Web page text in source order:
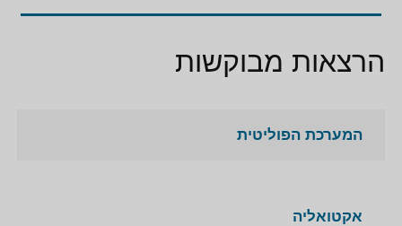
הרצאות מבוקשות
המערכת הפוליטית
אקטואליה